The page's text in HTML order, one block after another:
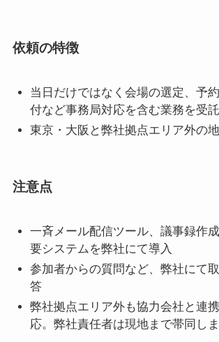
依頼の特徴
当日だけではなく会場の選定、予
付など事務局対応を含む業務を受託
東京・大阪と弊社拠点エリア外の
注意点
一斉メール配信ツール、議事録作
要システムを弊社にて導入
参加者からの質問など、弊社にて
答
弊社拠点エリア外も協力会社と連
応。弊社責任者は現地まで帯同し